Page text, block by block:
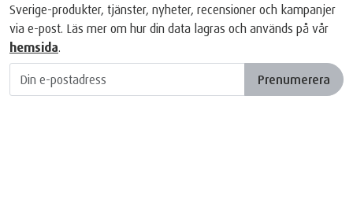
Sverige-produkter, tjänster, nyheter, recensioner och kampanjer
via e-post. Läs mer om hur din data lagras och används på vår
hemsida.
Prenumerera